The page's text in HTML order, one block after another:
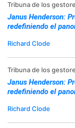
Tribuna de los
Janus Henderson:
redefiniendo el
Richard Clode
Tribuna de los
Janus Henderson:
redefiniendo el
Richard Clode